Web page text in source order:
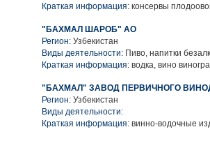
Краткая информация: консервы
"БАХМАЛ ШАРОБ" АО
Регион: Узбекистан
Виды деятельности: Пиво, напитки
Краткая информация: водка, вино
"БАХМАЛ" ЗАВОД ПЕРВИЧНОГО
Регион: Узбекистан
Виды деятельности:
Краткая информация: винно-водочные